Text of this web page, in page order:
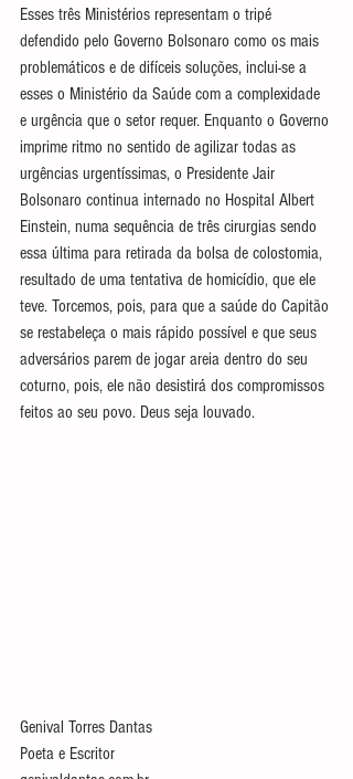
Esses três Ministérios representam o tripé
defendido pelo Governo Bolsonaro como os mais
problemáticos e de difíceis soluções, inclui-se a
esses o Ministério da Saúde com a complexidade
e urgência que o setor requer. Enquanto o Governo
imprime ritmo no sentido de agilizar todas as
urgências urgentíssimas, o Presidente Jair
Bolsonaro continua internado no Hospital Albert
Einstein, numa sequência de três cirurgias sendo
essa última para retirada da bolsa de colostomia,
resultado de uma tentativa de homicídio, que ele
teve. Torcemos, pois, para que a saúde do Capitão
se restabeleça o mais rápido possível e que seus
adversários parem de jogar areia dentro do seu
coturno, pois, ele não desistirá dos compromissos
feitos ao seu povo. Deus seja louvado.
Genival Torres Dantas
Poeta e Escritor